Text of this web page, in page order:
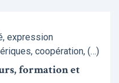
expression
coopération, (…)
formation et